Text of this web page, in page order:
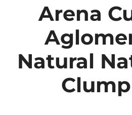
Arena
Natural